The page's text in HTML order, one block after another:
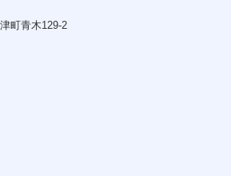
町青木129-2